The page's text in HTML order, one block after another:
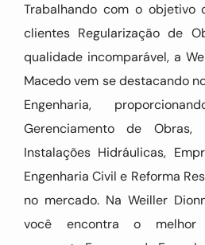
Trabalhando com o objetivo
clientes Regularização de
qualidade incomparável, a
Macedo vem se destacando
Engenharia,
Gerenciamento de Obras,
Instalações Hidráulicas,
Engenharia Civil e Reforma
no mercado. Na Weiller
você encontra o melhor